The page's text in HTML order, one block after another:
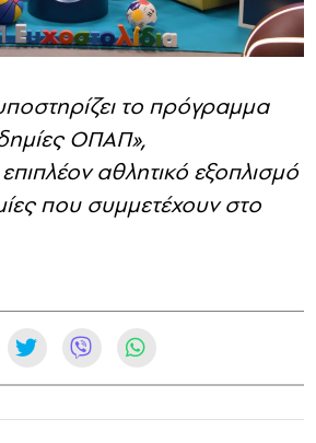
το πρόγραμμα
ΟΠΑΠ»,
αθλητικό εξοπλισμό
που συμμετέχουν στο